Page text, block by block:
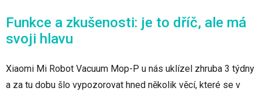
Funkce a zkušenosti: je to dříč, ale má
svoji hlavu
Xiaomi Mi Robot Vacuum Mop-P u nás uklízel zhruba 3 týdny
a za tu dobu šlo vypozorovat hned několik věcí, které se v